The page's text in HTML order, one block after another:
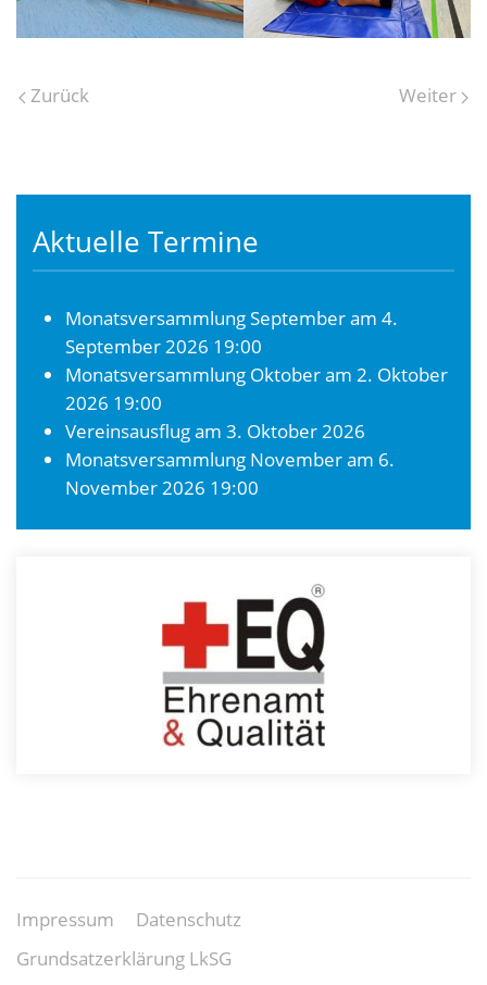
Zurück Weiter
Aktuelle Termine
Monatsversammlung Septemberam 4.
September 2026 19:00
Monatsversammlung Oktoberam 2. Oktober
2026 19:00
Vereinsausflugam 3. Oktober 2026
Monatsversammlung Novemberam 6.
November 2026 19:00
Impressum
Datenschutz
Grundsatzerklärung LkSG